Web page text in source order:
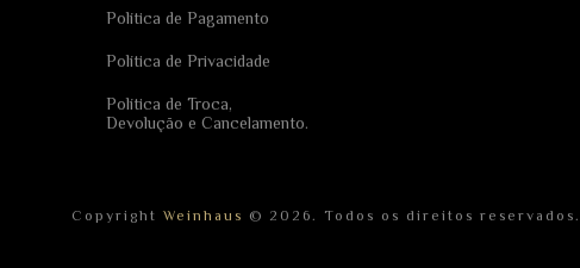
Política de Pagamento
Política de Privacidade
Política de Troca,
Devolução e Cancelamento.
Copyright Weinhaus © 2026. Todos os direitos reservados.